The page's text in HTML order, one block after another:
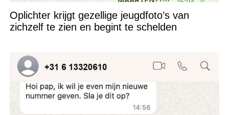
Oplichter krijgt gezellige jeugdfoto’s van
zichzelf te zien en begint te schelden